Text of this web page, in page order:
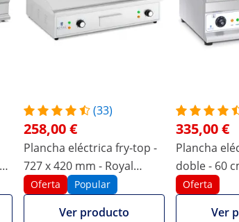
(33)
258,00 €
Plancha eléctrica fry-top -
727 x 420 mm - Royal
Catering - lisa - 4,400 W
Oferta Popular
Ver producto
335,00 €
Plancha
doble - 60
3.200 W
Oferta
Ver